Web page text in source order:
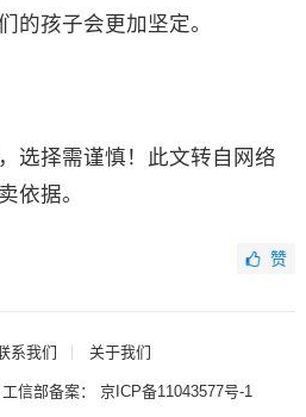
的孩子会更加坚定。
选择需谨慎！此文转自网络
依据。
赞
系我们 关于我们
工信部备案：京ICP备11043577号-1